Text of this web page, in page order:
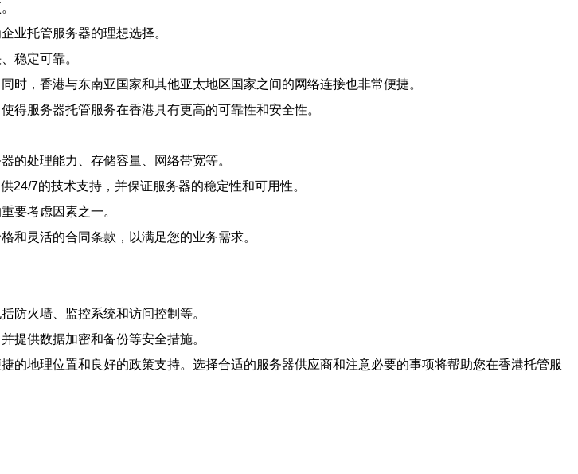
业托管服务器的理想选择。
稳定可靠。
，香港与东南亚国家和其他亚太地区国家之间的网络连接也非常便捷。
得服务器托管服务在香港具有更高的可靠性和安全性。
的处理能力、存储容量、网络带宽等。
7的技术支持，并保证服务器的稳定性和可用性。
要考虑因素之一。
和灵活的合同条款，以满足您的业务需求。
防火墙、监控系统和访问控制等。
提供数据加密和备份等安全措施。
地理位置和良好的政策支持。选择合适的服务器供应商和注意必要的事项将帮助您在香港托管服